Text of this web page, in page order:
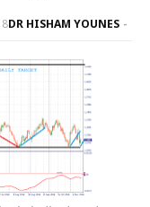
DR HISHAM YOUNES